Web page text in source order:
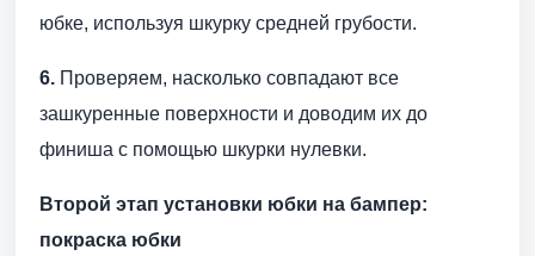
юбке, используя шкурку средней грубости.
6. Проверяем, насколько совпадают все
зашкуренные поверхности и доводим их до
финиша с помощью шкурки нулевки.
Второй этап установки юбки на бампер:
покраска юбки